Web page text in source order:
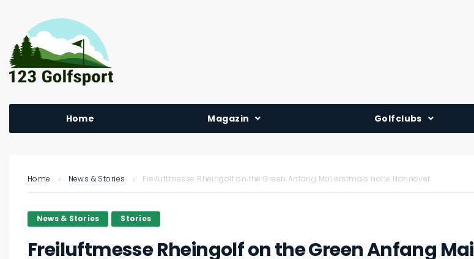
Home Magazin
Golfclubs
Home News & Stories Freiluftmesse Rheingolf on the Green Anfang Mai erstmals nahe Hannover
News & Stories Stories
Freiluftmesse Rheingolf on the Green Anfang Mai